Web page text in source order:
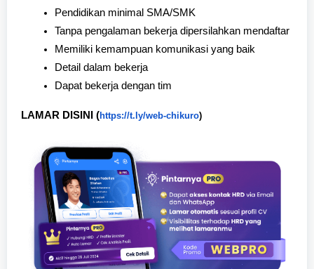
Pendidikan minimal SMA/SMK
Tanpa pengalaman bekerja dipersilahkan mendaftar
Memiliki kemampuan komunikasi yang baik
Detail dalam bekerja
Dapat bekerja dengan tim
LAMAR DISINI (https://t.ly/web-chikuro)